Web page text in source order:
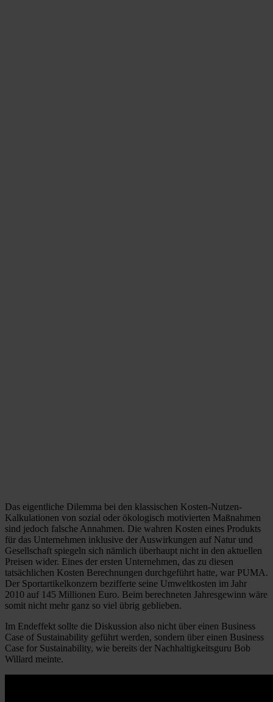
Das eigentliche Dilemma bei den klassischen Kosten-Nutzen-
Kalkulationen von sozial oder ökologisch motivierten Maßnahmen
sind jedoch falsche Annahmen. Die wahren Kosten eines Produkts
für das Unternehmen inklusive der Auswirkungen auf Natur und
Gesellschaft spiegeln sich nämlich überhaupt nicht in den aktuellen
Preisen wider. Eines der ersten Unternehmen, das zu diesen
tatsächlichen Kosten Berechnungen durchgeführt hatte, war PUMA.
Der Sportartikelkonzern bezifferte seine Umweltkosten im Jahr
2010 auf 145 Millionen Euro. Beim berechneten Jahresgewinn wäre
somit nicht mehr ganz so viel übrig geblieben.
Im Endeffekt sollte die Diskussion also nicht über einen Business
Case of Sustainability geführt werden, sondern über einen Business
Case for Sustainability, wie bereits der Nachhaltigkeitsguru Bob
Willard meinte.